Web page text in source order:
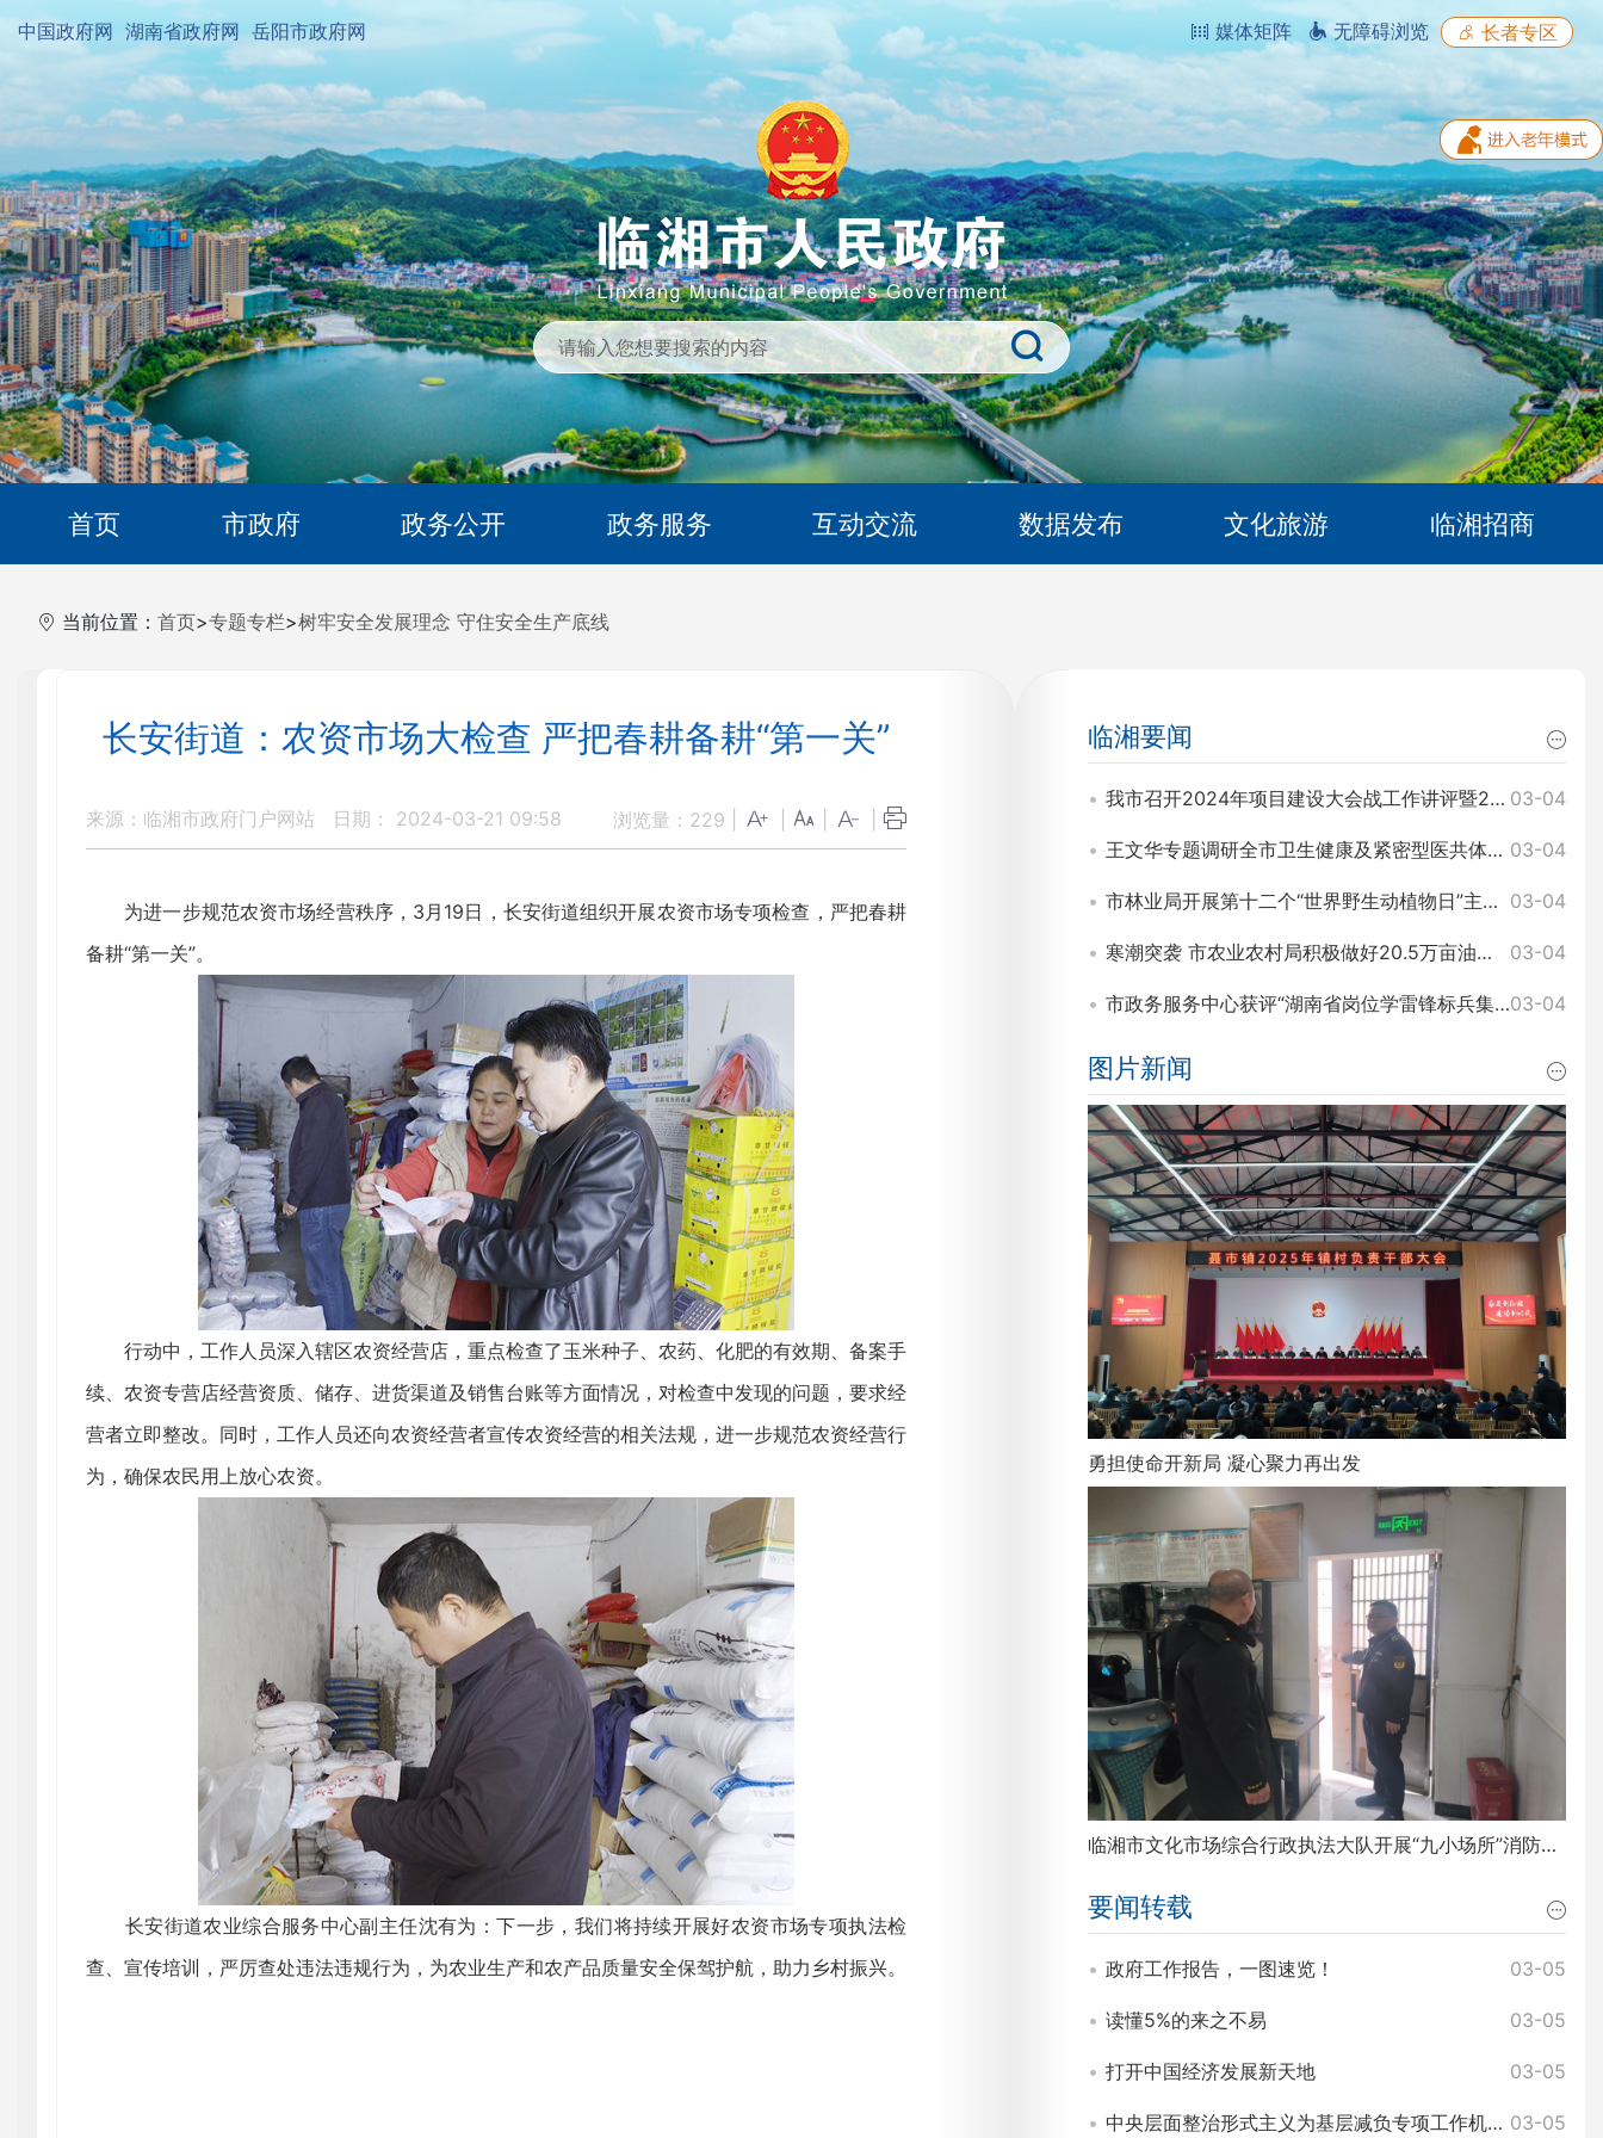
中国政府网 湖南省政府网 岳阳市政府网 媒体矩阵 无障碍浏览 长者专区
首页 市政府 政务公开 政务服务 互动交流 数据发布 文化旅游 临湘招商
当前位置： 首页>专题专栏>树牢安全发展理念 守住安全生产底线
长安街道：农资市场大检查 严把春耕备耕“第一关”
来源：临湘市政府门户网站 日期： 2024-03-21 09:58 浏览量： 229
为进一步规范农资市场经营秩序，3月19日，长安街道组织开展农资市场专项检查，严把春耕
备耕“第一关”。
行动中，工作人员深入辖区农资经营店，重点检查了玉米种子、农药、化肥的有效期、备案手
续、农资专营店经营资质、储存、进货渠道及销售台账等方面情况，对检查中发现的问题，要求经
营者立即整改。同时，工作人员还向农资经营者宣传农资经营的相关法规，进一步规范农资经营行
为，确保农民用上放心农资。
长安街道农业综合服务中心副主任沈有为：下一步，我们将持续开展好农资市场专项执法检
查、宣传培训，严厉查处违法违规行为，为农业生产和农产品质量安全保驾护航，助力乡村振兴。
临湘要闻
我市召开2024年项目建设大会战工作讲评暨2025年园区项目建设大会战工作动员会 王文华 刘琦出席 03-04
王文华专题调研全市卫生健康及紧密型医共体建设工作 刘琦参加 03-04
市林业局开展第十二个“世界野生动植物日”主题宣传活动 03-04
寒潮突袭 市农业农村局积极做好20.5万亩油菜田间管理和防寒工作 03-04
市政务服务中心获评“湖南省岗位学雷锋标兵集体”称号03-04
图片新闻
勇担使命开新局 凝心聚力再出发
临湘市文化市场综合行政执法大队开展“九小场所”消防安全排查整治工作
要闻转载
政府工作报告，一图速览！ 03-05
读懂5%的来之不易 03-05
打开中国经济发展新天地 03-05
中央层面整治形式主义为基层减负专项工作机制办公室 中央纪委办公厅公开通报3起整治形式主义为基层减负典型问题 03-05